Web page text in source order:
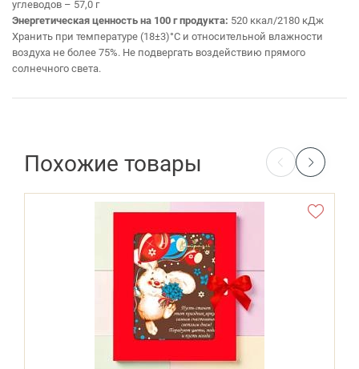
углеводов – 57,0 г
Энергетическая ценность на 100 г продукта: 520 ккал/2180 кДж
Хранить при температуре (18±3)°С и относительной влажности
воздуха не более 75%. Не подвергать воздействию прямого
солнечного света.
Похожие товары